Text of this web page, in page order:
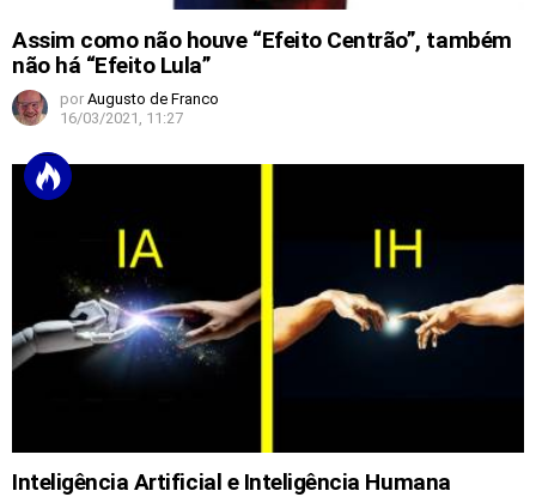
Assim como não houve “Efeito Centrão”, também
não há “Efeito Lula”
por Augusto de Franco
16/03/2021, 11:27
Inteligência Artificial e Inteligência Humana